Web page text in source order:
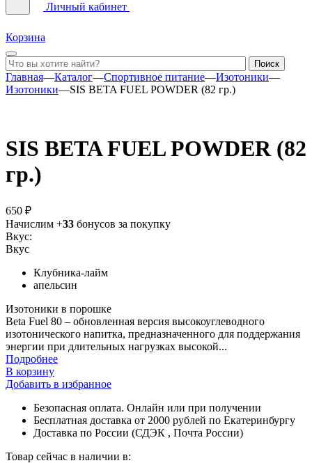
Личный кабинет
Корзина
Главная—Каталог—Спортивное питание—Изотоники—
Изотоники—SIS BETA FUEL POWDER (82 гр.)
SIS BETA FUEL POWDER (82
гр.)
650 ₽
Начислим +33 бонусов за покупку
Вкус:
Вкус
Клубника-лайм
апельсин
Изотоники в порошке
Beta Fuel 80 – обновленная версия высокоуглеводного
изотонического напитка, предназначенного для поддержания
энергии при длительных нагрузках высокой...
Подробнее
В корзину
Добавить в избранное
Безопасная оплата. Онлайн или при получении
Бесплатная доставка от 2000 рублей по Екатеринбургу
Доставка по России (СДЭК , Почта России)
Товар сейчас в наличии в: